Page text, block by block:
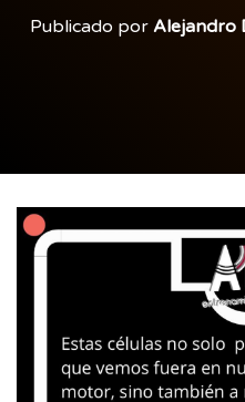
Publicado por Alejandro